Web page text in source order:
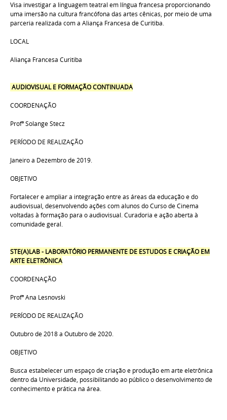
Visa investigar a linguagem teatral em língua francesa proporcionando
uma imersão na cultura francófona das artes cênicas, por meio de uma
parceria realizada com a Aliança Francesa de Curitiba.
LOCAL
Aliança Francesa Curitiba
AUDIOVISUAL E FORMAÇÃO CONTINUADA
COORDENAÇÃO
ProfªSolange Stecz
PERÍODO DE REALIZAÇÃO
Janeiro a Dezembro de 2019.
OBJETIVO
Fortalecer e ampliar a integração entre as áreas da educação e do
audiovisual, desenvolvendo ações com alunos do Curso de Cinema
voltadas à formação para o audiovisual. Curadoria e ação aberta à
comunidade geral.
STE(A)LAB - LABORATÓRIO PERMANENTE DE ESTUDOS E CRIAÇÃO EM
ARTE ELETRÔNICA
COORDENAÇÃO
ProfªAna Lesnovski
PERÍODO DE REALIZAÇÃO
Outubro de 2018 a Outubro de 2020.
OBJETIVO
Busca estabelecer um espaço de criação e produção em arte eletrônica
dentro da Universidade, possibilitando ao público o desenvolvimento de
conhecimento e prática na área.